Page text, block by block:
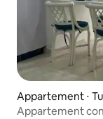
Appartement ⋅
Appartement